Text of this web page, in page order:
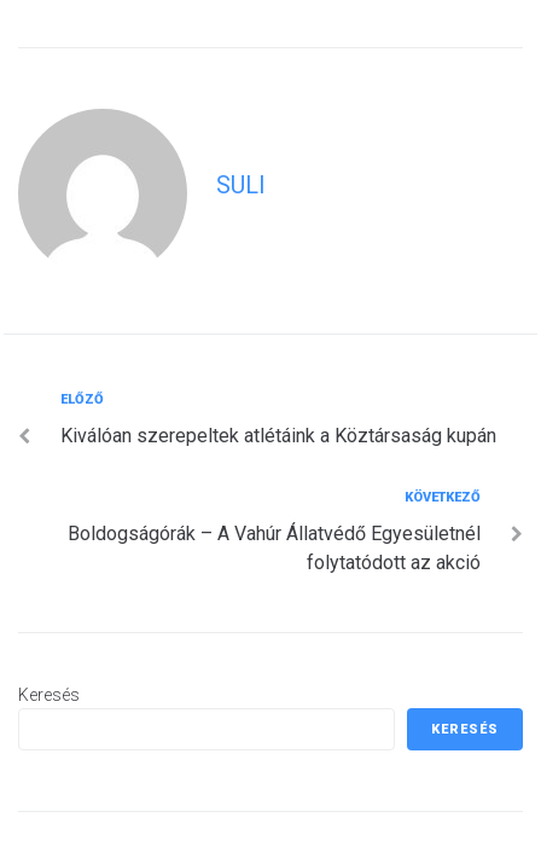
SULI
Bejegyzés
navigáció
Előző
ELŐZŐ
Kiválóan szerepeltek atlétáink a Köztársaság kupán
KÖVETKEZŐ
Boldogságórák – A Vahúr Állatvédő Egyesületnél
folytatódott az akció
Keresés
KERESÉS